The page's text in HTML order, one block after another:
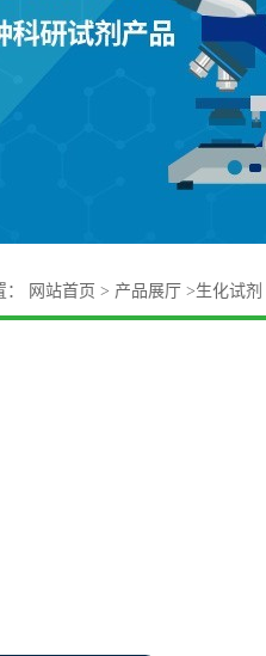
： 网站首页 > 产品展厅 >生化试剂